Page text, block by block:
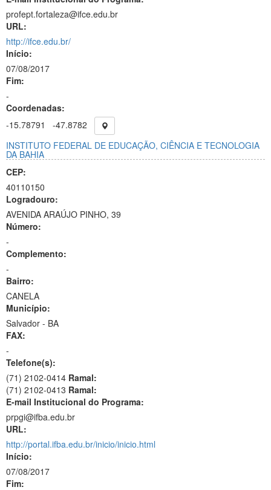
profept.fortaleza@ifce.edu.br
URL:
http://ifce.edu.br/
Início:
07/08/2017
Fim:
-
Coordenadas:
-15.78791
-47.8782
INSTITUTO FEDERAL DE EDUCAÇÃO, CIÊNCIA E TECNOLOGIA
DA BAHIA
CEP:
40110150
Logradouro:
AVENIDA ARAÚJO PINHO, 39
Número:
-
Complemento:
-
Bairro:
CANELA
Município:
Salvador - BA
FAX:
-
Telefone(s):
(71) 2102-0414 Ramal:
(71) 2102-0413 Ramal:
E-mail Institucional do Programa:
prpgi@ifba.edu.br
URL:
http://portal.ifba.edu.br/inicio/inicio.html
Início:
07/08/2017
Fim: